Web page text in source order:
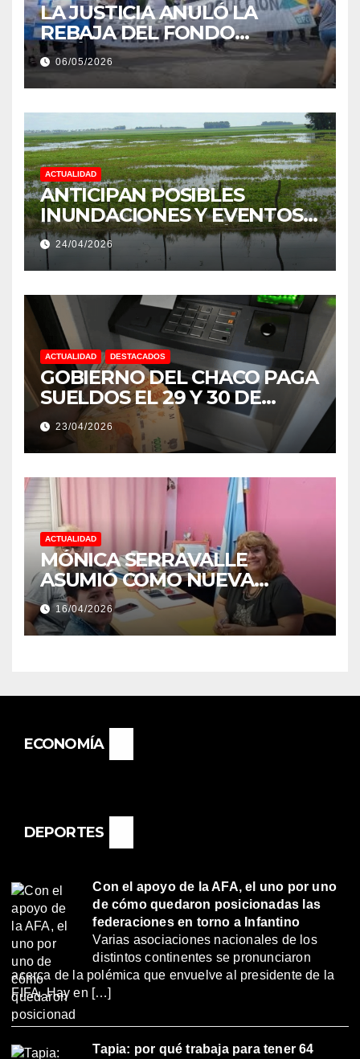
LA JUSTICIA ANULÓ LA
REBAJA DEL FONDO
ESTÍMULO A EMPLEADOS DE
PRODUCCIÓN DE LA
PROVINCIA DEL CHACO
06/05/2026
ACTUALIDAD
ANTICIPAN POSIBLES
INUNDACIONES Y EVENTOS
EXTREMOS: “PODRÍA SER UN
NIÑO MUY IMPORTANTE”
24/04/2026
ACTUALIDAD DESTACADOS
GOBIERNO DEL CHACO PAGA
SUELDOS EL 29 Y 30 DE
ABRIL, CON EL 2% DE
AUMENTO
23/04/2026
ACTUALIDAD
MÓNICA SERRAVALLE
ASUMIÓ COMO NUEVA
DIRECTORA DEL E.E.S. N° 82
«RENÉ FAVALORO» DE
BASAIL.
16/04/2026
ECONOMÍA
DEPORTES
Con el apoyo de la AFA, el uno por uno
de cómo quedaron posicionadas las
federaciones en torno a Infantino
Varias asociaciones nacionales de los
distintos continentes se pronunciaron
acerca de la polémica que envuelve al presidente de la
FIFA. Hay en […]
Tapia: por qué trabaja para tener 64